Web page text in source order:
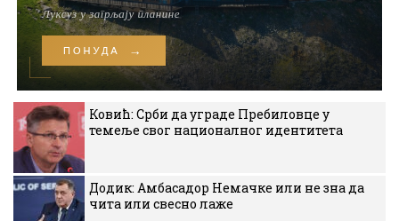
Ковић: Срби да уграде Пребиловце у
темеље свог националног идентитета
Додик: Амбасадор Немачке или не зна да
чита или свесно лаже